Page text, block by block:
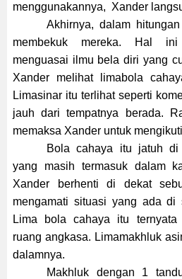
menggunakannya, Xander
Akhirnya, dalam
membekuk mereka. Hal ini
menguasai ilmu bela diri yang
Xander melihat limabola
Limasinar itu terlihat seperti
jauh dari tempatnya berada.
memaksa Xander untuk
Bola cahaya itu jatuh
yang masih termasuk dalam
Xander berhenti di dekat
mengamati situasi yang ada di
Lima bola cahaya itu ternyata
ruang angkasa. Limamakhluk
dalamnya.
Makhluk dengan 1